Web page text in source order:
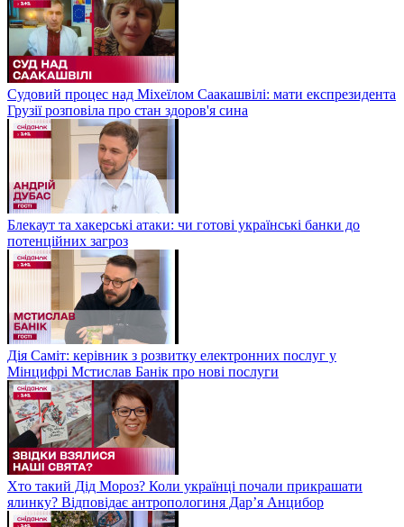
Судовий процес над Міхеїлом Саакашвілі: мати експрезидента
Грузії розповіла про стан здоров'я сина
Блекаут та хакерські атаки: чи готові українські банки до
потенційних загроз
Дія Саміт: керівник з розвитку електронних послуг у
Мінцифрі Мстислав Банік про нові послуги
Хто такий Дід Мороз? Коли українці почали прикрашати
ялинку? Відповідає антропологиня Дарʼя Анцибор